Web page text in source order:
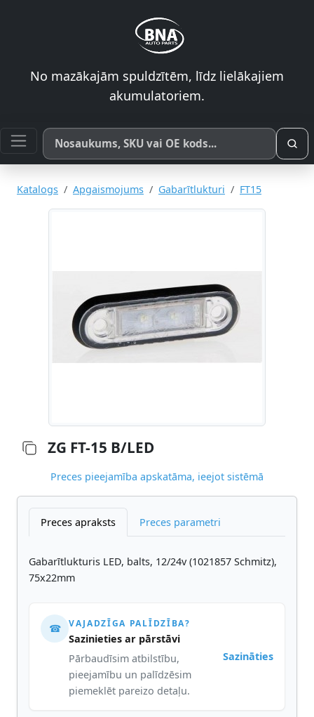
No mazākajām spuldzītēm, līdz lielākajiem
akumulatoriem.
Meklēt pēc produkta nosaukuma, SKU vai OE koda
Katalogs Apgaismojums Gabarītlukturi FT15
ZG FT-15 B/LED
Preces pieejamība apskatāma, ieejot sistēmā
Preces apraksts Preces parametri
Gabarītlukturis LED, balts, 12/24v (1021857 Schmitz),
75x22mm
☎ VAJADZĪGA PALĪDZĪBA?
Sazinieties ar pārstāvi
Pārbaudīsim atbilstību,
pieejamību un palīdzēsim
piemeklēt pareizo detaļu.
Sazināties